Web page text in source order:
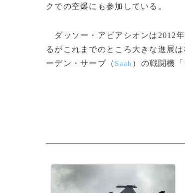
クでの空爆にも参加している。
ダッソー・アビアシオンは2012
るがこれまでのところ大きな進展
ーデン・サーブ（ Saab ）の戦闘機